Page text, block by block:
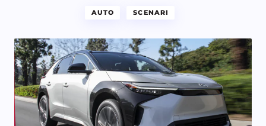
AUTO SCENARI